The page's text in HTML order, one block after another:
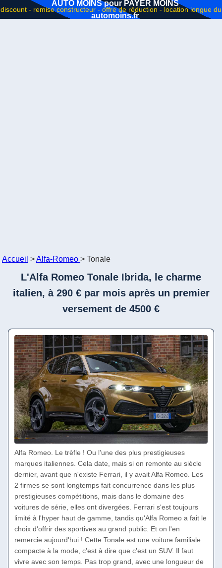
AUTO MOINS pour PAYER MOINS
automoins.fr
Accueil >Alfa-Romeo > Tonale
L'Alfa Romeo Tonale Ibrida, le charme
italien, à 290 € par mois après un premier
versement de 4500 €
Alfa Romeo. Le trèfle ! Ou l'une des plus prestigieuses
marques italiennes. Cela date, mais si on remonte au siècle
dernier, avant que n'existe Ferrari, il y avait Alfa Romeo. Les
2 firmes se sont longtemps fait concurrence dans les plus
prestigieuses compétitions, mais dans le domaine des
voitures de série, elles ont divergées. Ferrari s'est toujours
limité à l'hyper haut de gamme, tandis qu'Alfa Romeo a fait le
choix d'offrir des sportives au grand public. Et on l'en
remercie aujourd'hui ! Cette Tonale est une voiture familiale
compacte à la mode, c'est à dire que c'est un SUV. Il faut
vivre avec son temps. Pas trop grand, avec une longueur de